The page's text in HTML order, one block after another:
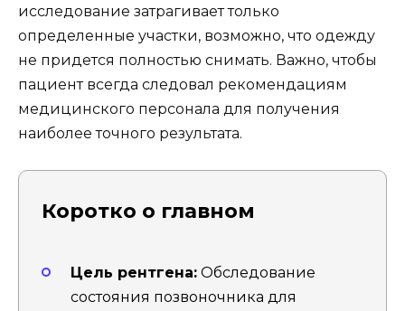
исследование затрагивает только
определенные участки, возможно, что одежду
не придется полностью снимать. Важно, чтобы
пациент всегда следовал рекомендациям
медицинского персонала для получения
наиболее точного результата.
Коротко о главном
Цель рентгена: Обследование
состояния позвоночника для